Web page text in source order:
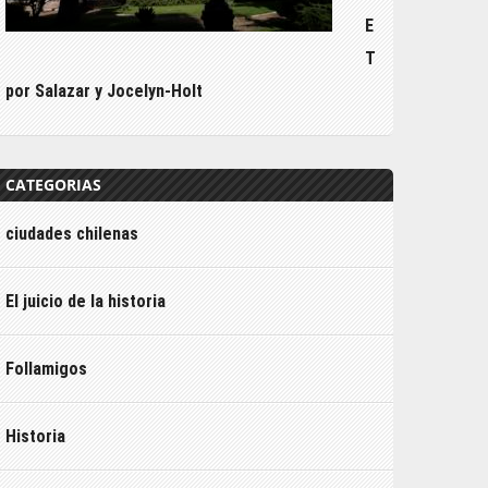
E
T
por Salazar y Jocelyn-Holt
CATEGORIAS
ciudades chilenas
El juicio de la historia
Follamigos
Historia